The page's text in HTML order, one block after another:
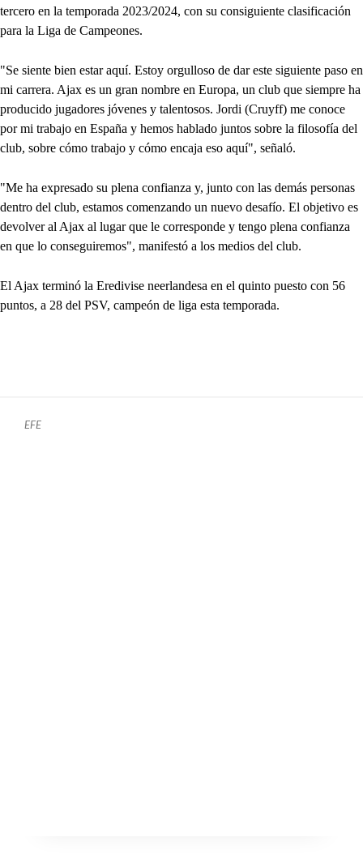
tercero en la temporada 2023/2024, con su consiguiente clasificación
para la Liga de Campeones.
"Se siente bien estar aquí. Estoy orgulloso de dar este siguiente paso en
mi carrera. Ajax es un gran nombre en Europa, un club que siempre ha
producido jugadores jóvenes y talentosos. Jordi (Cruyff) me conoce
por mi trabajo en España y hemos hablado juntos sobre la filosofía del
club, sobre cómo trabajo y cómo encaja eso aquí", señaló.
"Me ha expresado su plena confianza y, junto con las demás personas
dentro del club, estamos comenzando un nuevo desafío. El objetivo es
devolver al Ajax al lugar que le corresponde y tengo plena confianza
en que lo conseguiremos", manifestó a los medios del club.
El Ajax terminó la Eredivise neerlandesa en el quinto puesto con 56
puntos, a 28 del PSV, campeón de liga esta temporada.
EFE